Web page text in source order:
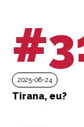
2025-06-24
Tirana, eu?